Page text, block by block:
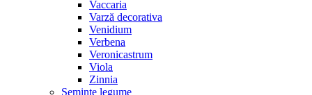
Vaccaria
Varză decorativa
Venidium
Verbena
Veronicastrum
Viola
Zinnia
Semințe legume